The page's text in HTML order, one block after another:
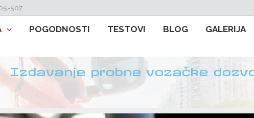
507
POGODNOSTI TESTOVI BLOG
GALERIJA
Izdavanje probne vozačke